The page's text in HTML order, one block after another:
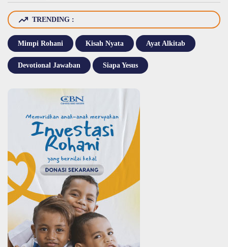
TRENDING :
Mimpi Rohani Kisah Nyata Ayat Alkitab
Devotional Jawaban Siapa Yesus